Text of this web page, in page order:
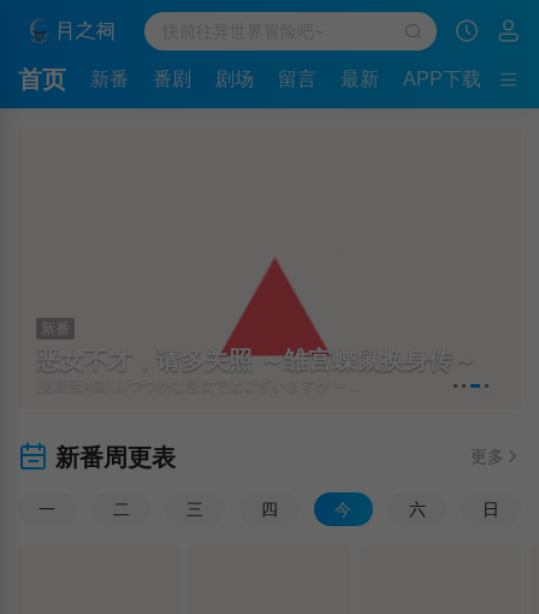
首页 新番 番剧 剧场 留言 最新 APP下载
新番
恶女不才，请多关照 ～雏宫蝶鼠换身传～
新番周更表 更多
一 二 三 四 今 六 日